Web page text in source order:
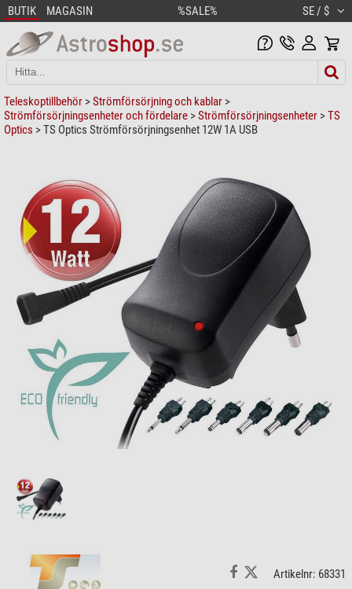
BUTIK MAGASIN %SALE% SE / $
Teleskoptillbehör >Strömförsörjning och kablar >
Strömförsörjningsenheter och fördelare >Strömförsörjningsenheter >TS
Optics > TS Optics Strömförsörjningsenhet 12W 1A USB
Artikelnr: 68331